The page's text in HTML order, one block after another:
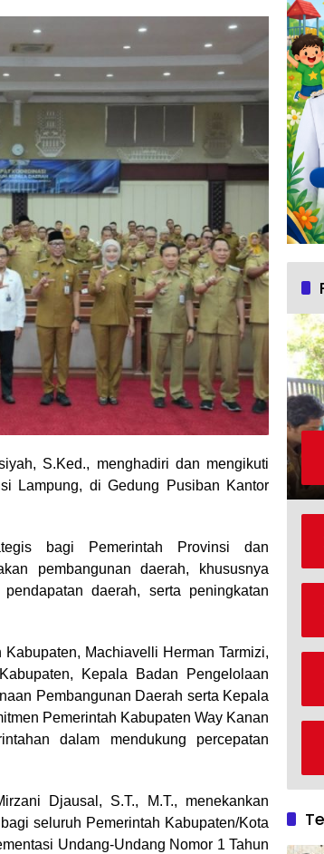
S.Ked., menghadiri dan mengikuti
Lampung, di Gedung Pusiban Kantor
bagi Pemerintah Provinsi dan
pembangunan daerah, khususnya
daerah, serta peningkatan
Machiavelli Herman Tarmizi,
Kepala Badan Pengelolaan
Pembangunan Daerah serta Kepala
Pemerintah Kabupaten Way Kanan
dalam mendukung percepatan
Djausal, S.T., M.T., menekankan
seluruh Pemerintah Kabupaten/Kota
Undang-Undang Nomor 1 Tahun